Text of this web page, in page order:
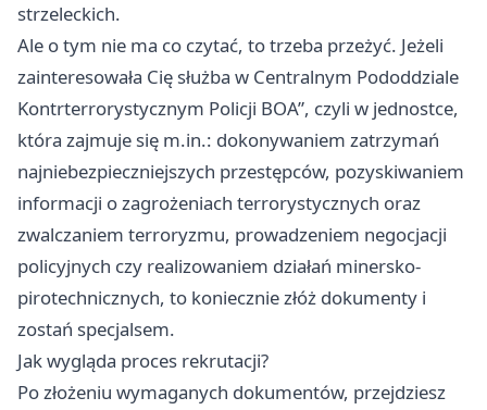
strzeleckich.
Ale o tym nie ma co czytać, to trzeba przeżyć. Jeżeli
zainteresowała Cię służba w Centralnym Pododdziale
Kontrterrorystycznym Policji BOA”, czyli w jednostce,
która zajmuje się m.in.: dokonywaniem zatrzymań
najniebezpieczniejszych przestępców, pozyskiwaniem
informacji o zagrożeniach terrorystycznych oraz
zwalczaniem terroryzmu, prowadzeniem negocjacji
policyjnych czy realizowaniem działań minersko-
pirotechnicznych, to koniecznie złóż dokumenty i
zostań specjalsem.
Jak wygląda proces rekrutacji?
Po złożeniu wymaganych dokumentów, przejdziesz